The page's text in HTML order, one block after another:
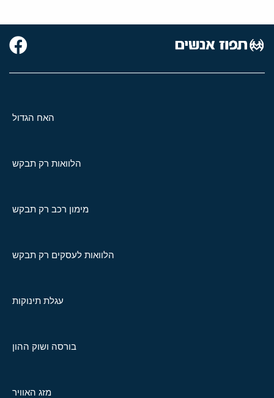
האח הגדול
הלוואות רק תבקש
מימון רכב רק תבקש
הלוואות לעסקים רק תבקש
עגלת תינוקות
בורסה ושוק ההון
מזג האוויר